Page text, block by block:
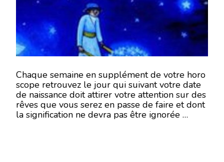
AVRIL
MAI
Chaque semaine en supplément de votre horo
scope retrouvez le jour qui suivant votre date
de naissance doit attirer votre attention sur des
rêves que vous serez en passe de faire et dont
la signification ne devra pas être ignorée …